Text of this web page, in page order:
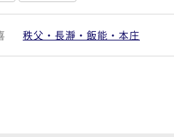
秩父・長瀞・飯能・本庄